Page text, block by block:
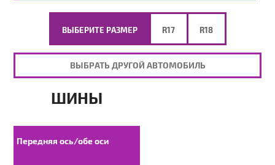
ВЫБЕРИТЕ РАЗМЕР R17 R18
ВЫБРАТЬ ДРУГОЙ АВТОМОБИЛЬ
ШИНЫ
Передняя ось/обе оси